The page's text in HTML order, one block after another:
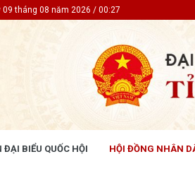
09 tháng 08 năm 2026 / 00:27
ĐẠI BIỂU QUỐC HỘI HỘI ĐỒNG NHÂN